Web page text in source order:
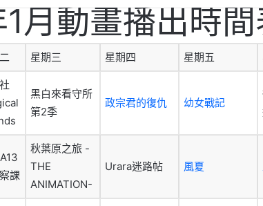
月動畫播出時
星期三 星期四 星期五
黑白來看守所
第2季
政宗君的復仇 幼女戰記
課
秋葉原之旅 -
THE
ANIMATION-
Urara迷路帖 風夏